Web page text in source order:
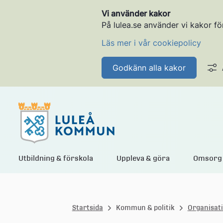
Vi använder kakor
På lulea.se använder vi kakor
Läs mer i vår cookiepolicy
Godkänn alla kakor
L
Utbildning & förskola Uppleva & göra
Startsida Kommun & politik